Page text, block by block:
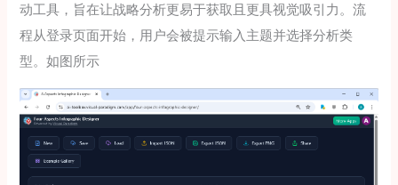
动工具，旨在让战略分析更易于获取且更具视觉吸引力。流
程从登录页面开始，用户会被提示输入主题并选择分析类
型。如图所示